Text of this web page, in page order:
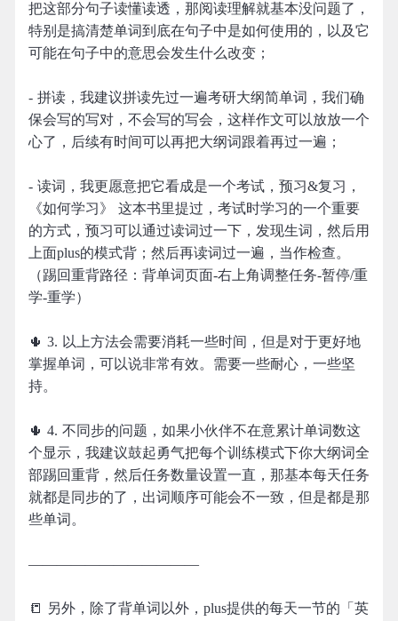
把这部分句子读懂读透，那阅读理解就基本没问题了，
特别是搞清楚单词到底在句子中是如何使用的，以及它
可能在句子中的意思会发生什么改变；
- 拼读，我建议拼读先过一遍考研大纲简单词，我们确
保会写的写对，不会写的写会，这样作文可以放放一个
心了，后续有时间可以再把大纲词跟着再过一遍；
- 读词，我更愿意把它看成是一个考试，预习&复习，
《如何学习》 这本书里提过，考试时学习的一个重要
的方式，预习可以通过读词过一下，发现生词，然后用
上面plus的模式背；然后再读词过一遍，当作检查。
（踢回重背路径：背单词页面-右上角调整任务-暂停/重
学-重学）
🌵 3. 以上方法会需要消耗一些时间，但是对于更好地
掌握单词，可以说非常有效。需要一些耐心，一些坚
持。
🌵 4. 不同步的问题，如果小伙伴不在意累计单词数这
个显示，我建议鼓起勇气把每个训练模式下你大纲词全
部踢回重背，然后任务数量设置一直，那基本每天任务
就都是同步的了，出词顺序可能会不一致，但是都是那
些单词。
————————————
📒 另外，除了背单词以外，plus提供的每天一节的「英